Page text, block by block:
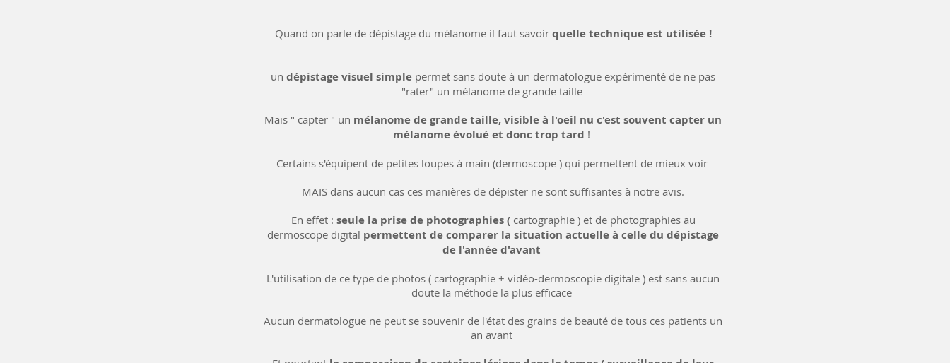
Quand on parle de dépistage du mélanome il faut savoir quelle technique est utilisée !
un dépistage visuel simple permet sans doute à un dermatologue expérimenté de ne pas
"rater" un mélanome de grande taille
Mais " capter " un mélanome de grande taille, visible à l'oeil nu c'est souvent capter un
mélanome évolué et donc trop tard !
Certains s'équipent de petites loupes à main (dermoscope ) qui permettent de mieux voir
MAIS dans aucun cas ces manières de dépister ne sont suffisantes à notre avis.
En effet : seule la prise de photographies (cartographie ) et de photographies au
dermoscope digital permettent de comparer la situation actuelle à celle du dépistage
de l'année d'avant
L'utilisation de ce type de photos ( cartographie + vidéo-dermoscopie digitale ) est sans aucun
doute la méthode la plus efficace
Aucun dermatologue ne peut se souvenir de l'état des grains de beauté de tous ces patients un
an avant